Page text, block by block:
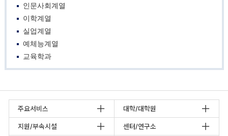
인문사회계열
이학계열
실업계열
예체능계열
교육학과
주요서비스 대학/대학원
지원/부속시설 센터/연구소